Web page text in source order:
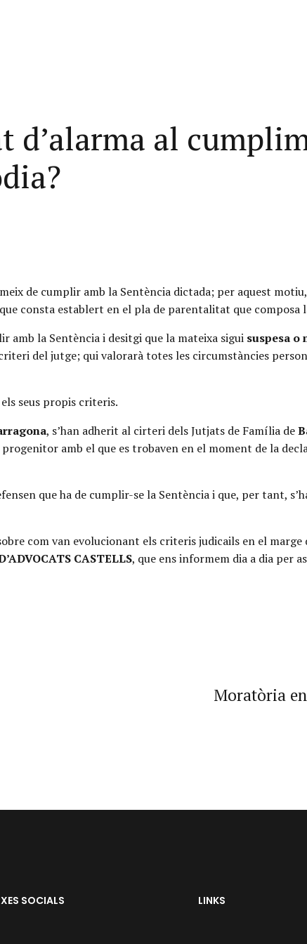
d’alarma al
de cumplir amb la Sentència dictada; per aquest
consta establert en el pla de parentalitat que composa
amb la Sentència i desitgi que la mateixa sigui suspesa o
del jutge; qui valorarà totes les circumstàncies
seus propis criteris.
, s’han adherit al cirteri dels Jutjats de Família de
amb el que es trobaven en el moment de la
que ha de cumplir-se la Sentència i que, per tant,
com van evolucionant els criteris judicails en el
CASTELLS, que ens informem dia a dia per
Moratòria
SOCIALS LINKS